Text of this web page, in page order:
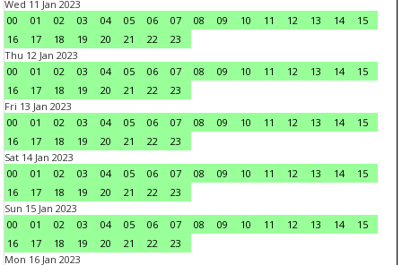
Wed 11 Jan 2023
00
01 02 03 04 05 06 07 08 09 10 11 12 13 14
15
16
17 18 19 20 21 22
23
Thu 12 Jan 2023
00
01 02 03 04 05 06 07 08 09 10 11 12 13 14
15
16
17 18 19 20 21 22
23
Fri 13 Jan 2023
00
01 02 03 04 05 06 07 08 09 10 11 12 13 14
15
16
17 18 19 20 21 22
23
Sat 14 Jan 2023
00
01 02 03 04 05 06 07 08 09 10 11 12 13 14
15
16
17 18 19 20 21 22
23
Sun 15 Jan 2023
00
01 02 03 04 05 06 07 08 09 10 11 12 13 14
15
16
17 18 19 20 21 22
23
Mon 16 Jan 2023